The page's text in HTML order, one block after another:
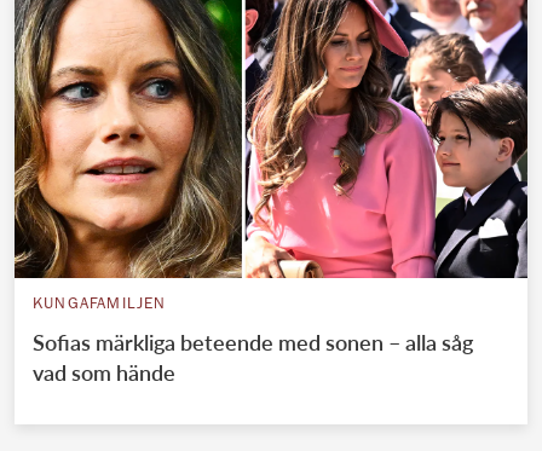
KUNGAFAMILJEN
Sofias märkliga beteende med sonen – alla såg
vad som hände